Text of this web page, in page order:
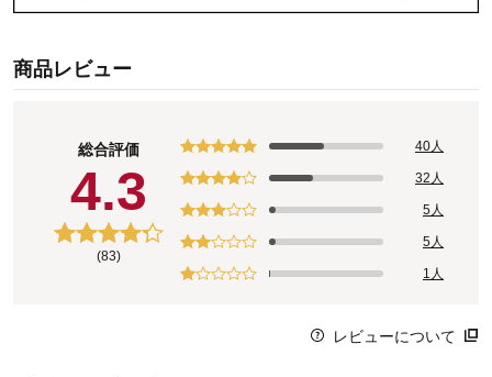
商品レビュー
総合評価
4.3
(83)
40人
32人
5人
5人
1人
レビューについて